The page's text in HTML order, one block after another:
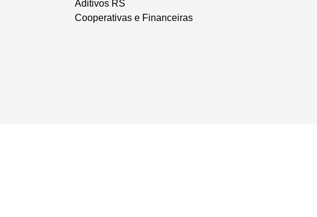
Aditivos RS
Cooperativas e Financeiras